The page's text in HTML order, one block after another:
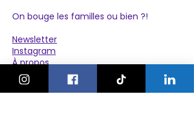
On bouge les familles ou bien ?!
Newsletter
Instagram
À propos